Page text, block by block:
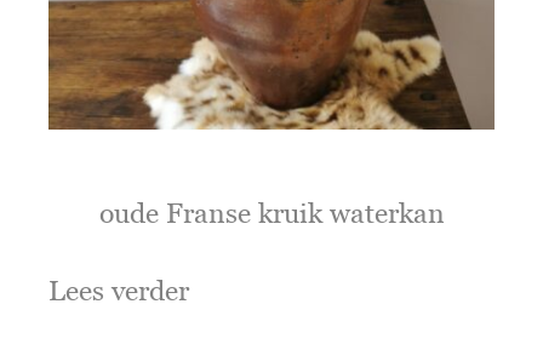
oude Franse kruik waterkan
Lees verder